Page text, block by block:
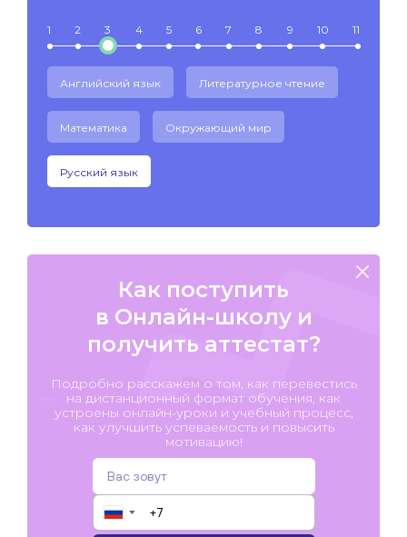
1 2 3 4 5 6 7 8 9 10 11
Английский язык Литературное чтение
Математика Окружающий мир
Русский язык
Как поступить
в Онлайн-школу и
получить аттестат?
Подробно расскажем о том, как перевестись
на дистанционный формат обучения, как
устроены онлайн-уроки и учебный процесс,
как улучшить успеваемость и повысить
мотивацию!
▼